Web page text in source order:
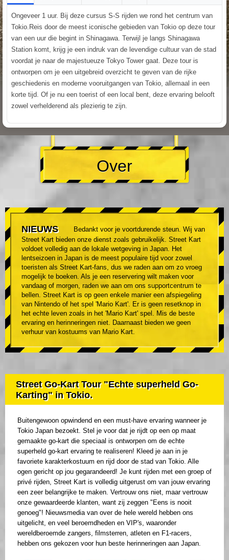
Ongeveer 1 uur. Bij deze cursus S-S rijden we rond het centrum van
Tokio.Reis door de meest iconische gebieden van Tokio op deze tour
van een uur die begint in Shinagawa. Terwijl je langs Shinagawa
Station komt, krijg je een indruk van de levendige cultuur van de stad
voordat je naar de majestueuze Tokyo Tower gaat. Deze tour is
ontworpen om je een uitgebreid overzicht te geven van de rijke
geschiedenis en moderne vooruitgangen van Tokio, allemaal in een
korte tijd. Of je nu een toerist of een local bent, deze ervaring belooft
zowel verhelderend als plezierig te zijn.
Over
NIEUWS
Bedankt voor je voortdurende steun. Wij van
Street Kart bieden onze dienst zoals gebruikelijk. Street Kart
voldoet volledig aan de lokale wetgeving in Japan. Het
lentseizoen in Japan is de meest populaire tijd voor zowel
toeristen als Street Kart-fans, dus we raden aan om zo vroeg
mogelijk te boeken. Als je een reservering wilt maken voor
vandaag of morgen, raden we aan om ons supportcentrum te
bellen. Street Kart is op geen enkele manier een afspiegeling
van Nintendo of het spel 'Mario Kart'. Er is geen resetknop in
het echte leven zoals in het 'Mario Kart' spel. Mis de beste
ervaring en herinneringen niet. Daarnaast bieden we geen
verhuur van kostuums van Mario Kart.
Street Go-Kart Tour "Echte superheld Go-
Karting" in Tokio.
Buitengewoon opwindend en een must-have ervaring wanneer je
Tokio Japan bezoekt. Stel je voor dat je rijdt op een op maat
gemaakte go-kart die speciaal is ontworpen om de echte
superheld go-kart ervaring te realiseren! Kleed je aan in je
favoriete karakterkostuum en rijd door de stad van Tokio. Alle
ogen gericht op jou gegarandeerd! Je kunt rijden met een groep of
privé rijden, Street Kart is volledig uitgerust om van jouw ervaring
een zeer belangrijke te maken. Vertrouw ons niet, maar vertrouw
onze gewaardeerde klanten, want zij zeggen "Eens is nooit
genoeg"! Nieuwsmedia van over de hele wereld hebben ons
uitgelicht, en veel beroemdheden en VIP's, waaronder
wereldberoemde zangers, filmsterren, atleten en F1-racers,
hebben ons gekozen voor hun beste herinneringen aan Japan.